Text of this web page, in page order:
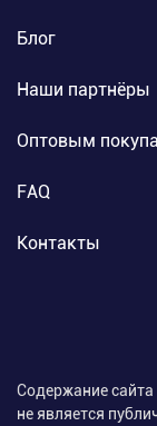
Блог
Наши партнёры
Оптовым
FAQ
Контакты
Содержание
не является